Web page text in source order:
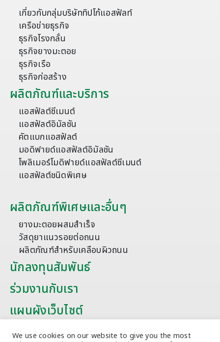
เกี่ยวกับกลุ่มบริษัททิปโก้แอสฟัลท์
เครือข่ายธุรกิจ
ธุรกิจโรงกลั่น
ธุรกิจยางมะตอย
ธุรกิจเรือ
ธุรกิจก่อสร้าง
ผลิตภัณฑ์และบริการ
แอสฟัลต์ซีเมนต์
แอสฟัลต์อิมัลชัน
คัตแบกแอสฟัลต์
มอดิฟายด์แอสฟัลต์อิมัลชัน
โพลิเมอร์โมดิฟายด์แอสฟัลต์ซีเมนต์
แอสฟัลต์ชนิดพิเศษ
ผลิตภัณฑ์พิเศษและอื่นๆ
ยางมะตอยผสมสำเร็จ
วัสดุยาแนวรอยต่อถนน
ผลิตภัณฑ์สำหรับเคลือบผิวถนน
นักลงทุนสัมพันธ์
ร่วมงานกับเรา
แผนผังเว็บไซต์
บทความ
We use cookies on our website to give you the most